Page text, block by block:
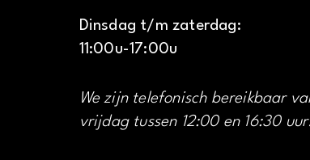
Dinsdag t/m zaterdag:
11:00u-17:00u
We zijn telefonisch bereikbaar
vrijdag tussen 12:00 en 16:30